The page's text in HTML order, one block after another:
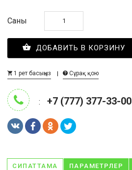
Саны
ДОБАВИТЬ В КОРЗИНУ
1 рет басыңыз Сұрақ қою
: +7 (777) 377-33-00
СИПАТТАМА ПАРАМЕТРЛЕР